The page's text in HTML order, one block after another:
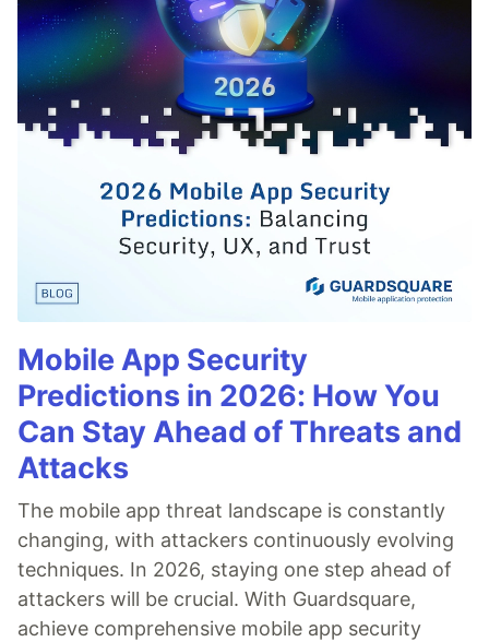
Mobile App Security
Predictions in 2026: How You
Can Stay Ahead of Threats and
Attacks
The mobile app threat landscape is constantly
changing, with attackers continuously evolving
techniques. In 2026, staying one step ahead of
attackers will be crucial. With Guardsquare,
achieve comprehensive mobile app security